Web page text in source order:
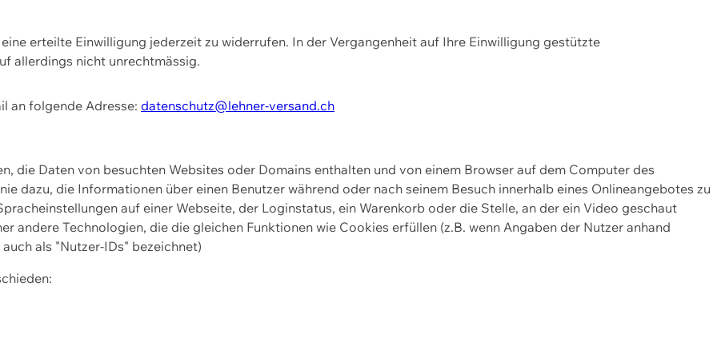
erteilte Einwilligung jederzeit zu widerrufen. In der Vergangenheit auf Ihre Einwilligung gestützte
allerdings nicht unrechtmässig.
an folgende Adresse: datenschutz@lehner-versand.ch
die Daten von besuchten Websites oder Domains enthalten und von einem Browser auf dem Computer des
dazu, die Informationen über einen Benutzer während oder nach seinem Besuch innerhalb eines Onlineangebotes zu
auf einer Webseite, der Loginstatus, ein Warenkorb oder die Stelle, an der ein Video geschaut
andere Technologien, die die gleichen Funktionen wie Cookies erfüllen (z.B. wenn Angaben der Nutzer anhand
als "Nutzer-IDs" bezeichnet)